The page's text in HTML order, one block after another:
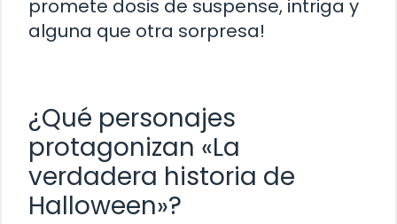
promete dosis de suspense, intriga y
alguna que otra sorpresa!
¿Qué personajes
protagonizan «La
verdadera historia de
Halloween»?